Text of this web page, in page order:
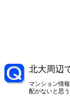
北大周辺
マンション情
配がないと思